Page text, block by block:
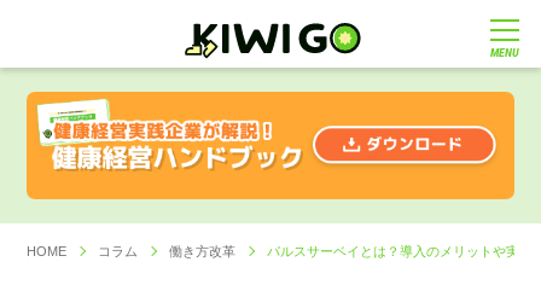
MENU
HOME コラム 働き方改革 パルスサーベイとは？導入のメリットや実施